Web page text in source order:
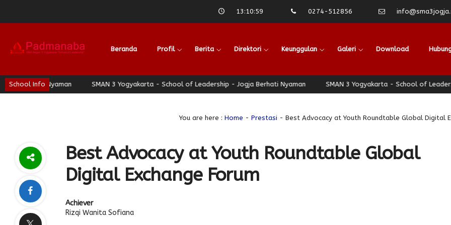
13 :11:00 0274-512856
Beranda Profil Berita Direktori Keunggulan Galeri Download
School Info
Nyaman SMAN 3 Yogyakarta - School of Leadership - Jogja Berhati Nyaman SMAN 3 Yogyakarta - School of Leadership
You are here : Home - Prestasi - Best Advocacy at Youth Roundtable Global Digital
Best Advocacy at Youth Roundtable Global
Digital Exchange Forum
Achiever
Rizqi Wanita Sofiana